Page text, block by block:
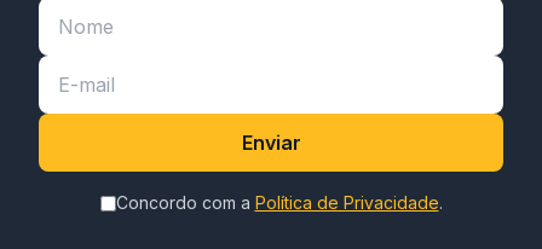
Enviar
Concordo com a Política de Privacidade.